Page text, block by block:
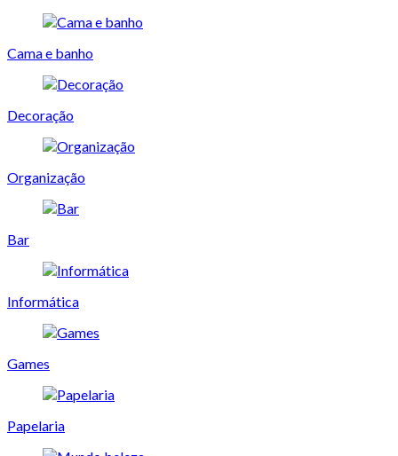
Cama e banho
Decoração
Organização
Bar
Informática
Games
Papelaria